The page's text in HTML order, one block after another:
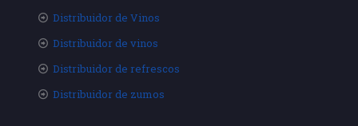
Distribuidor de Vinos
Distribuidor de vinos
Distribuidor de refrescos
Distribuidor de zumos